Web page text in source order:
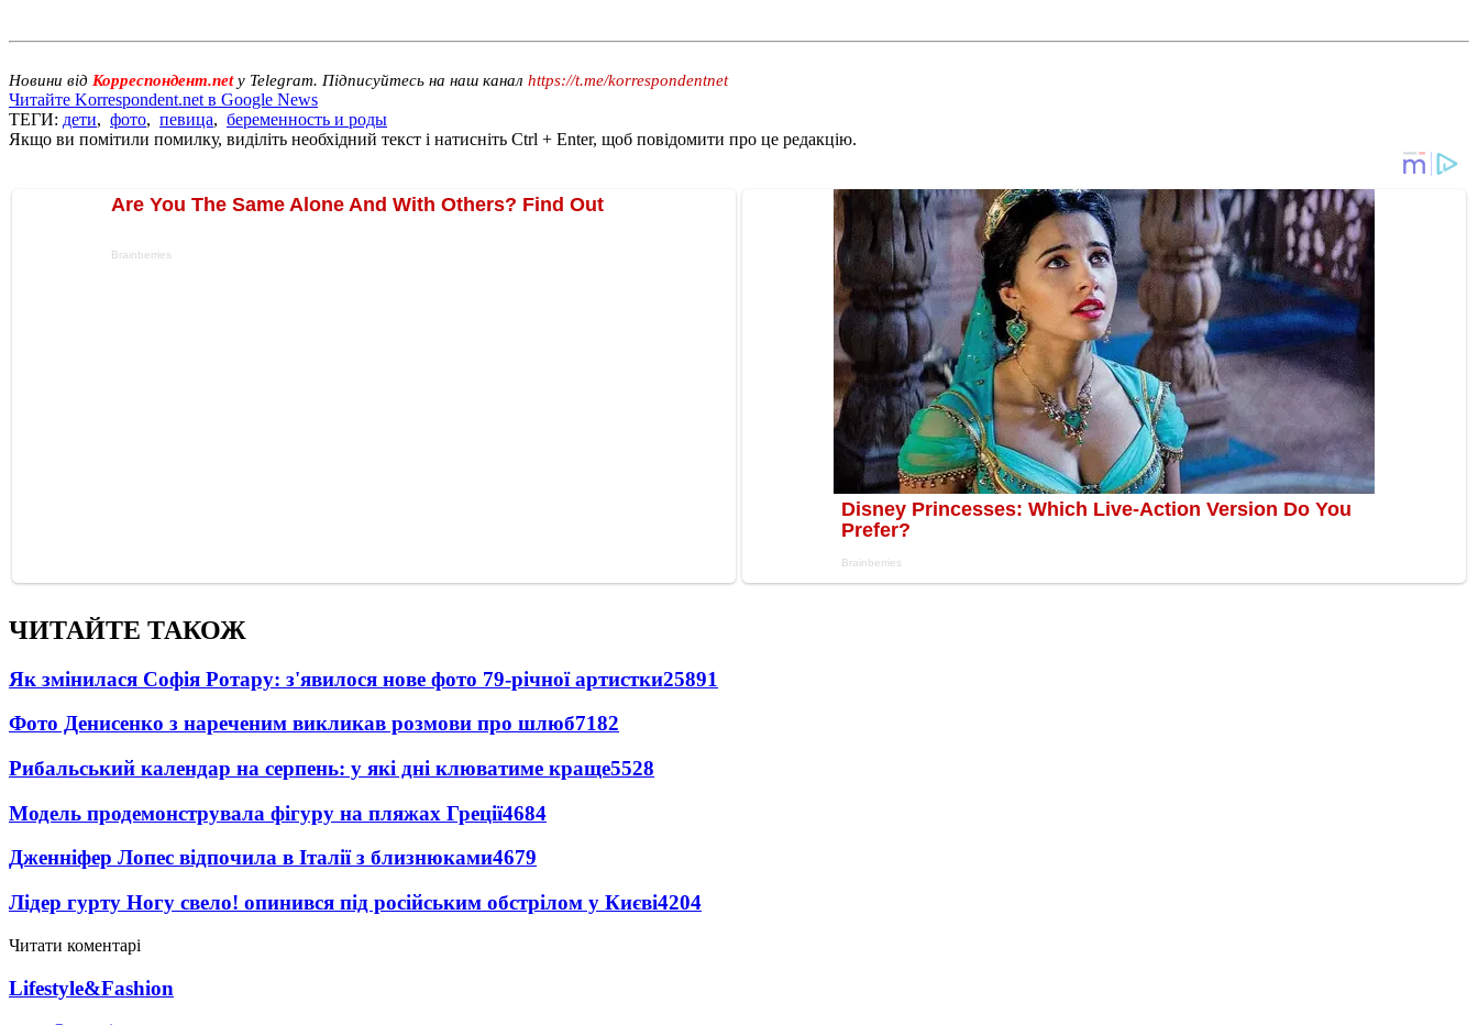
Новини від Корреспондент.netу Telegram. Підписуйтесь на наш канал https://t.me/korrespondentnet
Читайте Korrespondent.net в Google News
ТЕГИ: дети, фото, певица, беременность и роды
Якщо ви помітили помилку, виділіть необхідний текст і натисніть Ctrl + Enter, щоб повідомити про це редакцію.
ЧИТАЙТЕ ТАКОЖ
Як змінилася Софія Ротару: з'явилося нове фото 79-річної артистки25891
Фото Денисенко з нареченим викликав розмови про шлюб7182
Рибальський календар на серпень: у які дні клюватиме краще5528
Модель продемонструвала фігуру на пляжах Греції4684
Дженніфер Лопес відпочила в Італії з близнюками4679
Лідер гурту Ногу свело! опинився під російським обстрілом у Києві4204
Читати коментарі
Lifestyle&Fashion